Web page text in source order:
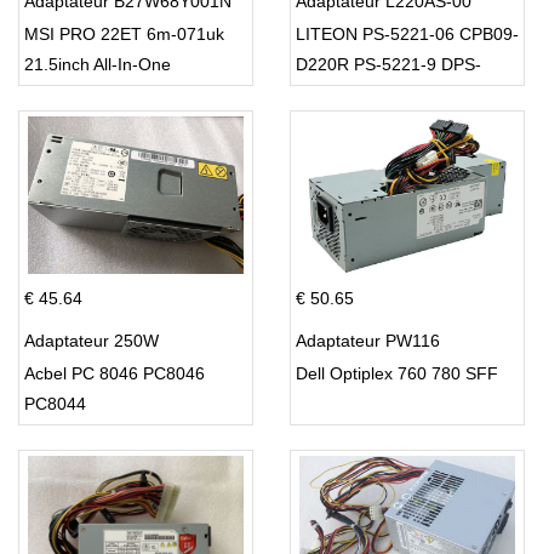
MSI PRO 22ET 6m-071uk
21.5inch All-In-One
LITEON PS-5221-06 CPB09-
D220R PS-5221-9 DPS-
€ 45.64
Adaptateur 250W
Acbel PC 8046 PC8046
PC8044
€ 50.65
Adaptateur PW116
Dell Optiplex 760 780 SFF